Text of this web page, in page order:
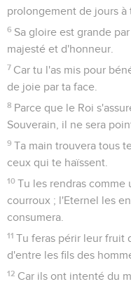
prolongement de jours à
6 Sa gloire est grande
majesté et d'honneur.
7 Car tu l'as mis pour
de joie par ta face.
8 Parce que le Roi
Souverain, il ne sera
9 Ta main trouvera tous
ceux qui te haïssent.
10 Tu les rendras comme
courroux ; l'Eternel les
consumera.
11 Tu feras périr leur fruit
d'entre les fils des
12 Car ils ont intenté du